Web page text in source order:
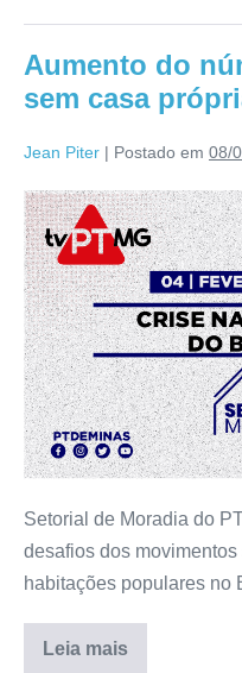
Aumento do
sem casa
Jean Piter | Postado em 08/
Setorial de Moradia do
desafios dos
habitações populares no
Leia mais